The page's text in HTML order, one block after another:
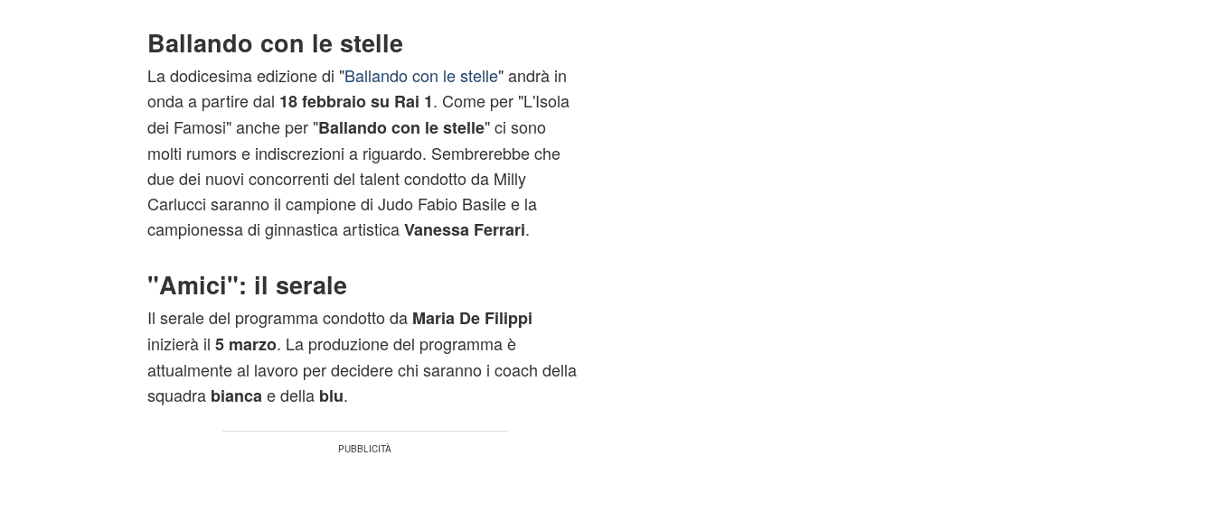
Ballando con le stelle
La dodicesima edizione di "Ballando con le stelle" andrà in
onda a partire dal 18 febbraio su Rai 1. Come per "L'Isola
dei Famosi" anche per "Ballando con le stelle" ci sono
molti rumors e indiscrezioni a riguardo. Sembrerebbe che
due dei nuovi concorrenti del talent condotto da Milly
Carlucci saranno il campione di Judo Fabio Basile e la
campionessa di ginnastica artisticaVanessa Ferrari.
"Amici": il serale
Il serale del programma condotto da Maria De Filippi
inizierà il 5 marzo. La produzione del programma è
attualmente al lavoro per decidere chi saranno i coach della
squadra bianca e della blu.